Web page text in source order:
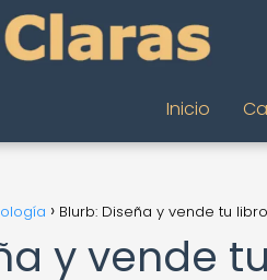
Inicio
Blurb: Diseña y vende tu
y vende